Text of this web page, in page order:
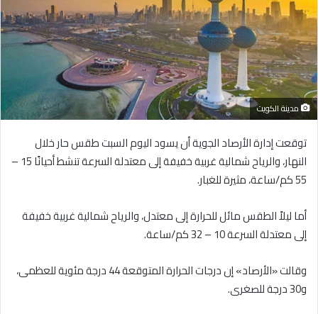
مدينة الكويت
توقعت إدارة الأرصاد الجوية أن يسود اليوم السبت طقس حار خلال
النهار، والرياح شمالية غربية خفيفة إلى معتدلة السرعة تنشط أحيانًا 15 –
55 كم/ساعة، مثيرة للغبار.
أما ليلاً الطقس مائل للحرارة إلى معتدل، والرياح شمالية غربية خفيفة
إلى معتدلة السرعة 10 – 32 كم/ساعة.
وقالت «الأرصاد» إن درجات الحرارة المتوقعة 44 درجة مئوية للعظمى،
و30 درجة للصغرى.